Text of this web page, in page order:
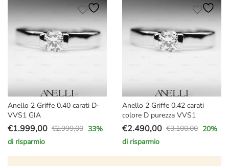
Anello 2 Griffe 0.40 carati D-
VVS1 GIA
€2.999,00
Il
prezzo
originale
€1.999,00
Il
prezzo
attuale
33%
di risparmio
Anello 2 Griffe 0.42 carati
colore D purezza VVS1
€3.100,00
Il
prezzo
originale
€2.490,00
Il
prezzo
attuale
20%
di risparmio